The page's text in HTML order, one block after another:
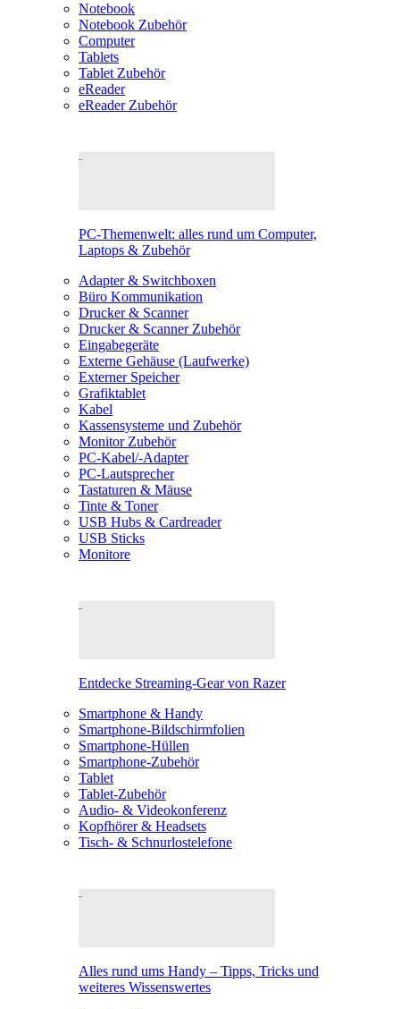
Notebook
Notebook Zubehör
Computer
Tablets
Tablet Zubehör
eReader
eReader Zubehör
PC-Themenwelt: alles rund um Computer,
Laptops & Zubehör
Adapter & Switchboxen
Büro Kommunikation
Drucker & Scanner
Drucker & Scanner Zubehör
Eingabegeräte
Externe Gehäuse (Laufwerke)
Externer Speicher
Grafiktablet
Kabel
Kassensysteme und Zubehör
Monitor Zubehör
PC-Kabel/-Adapter
PC-Lautsprecher
Tastaturen & Mäuse
Tinte & Toner
USB Hubs & Cardreader
USB Sticks
Monitore
Entdecke Streaming-Gear von Razer
Smartphone & Handy
Smartphone-Bildschirmfolien
Smartphone-Hüllen
Smartphone-Zubehör
Tablet
Tablet-Zubehör
Audio- & Videokonferenz
Kopfhörer & Headsets
Tisch- & Schnurlostelefone
Alles rund ums Handy – Tipps, Tricks und
weiteres Wissenswertes